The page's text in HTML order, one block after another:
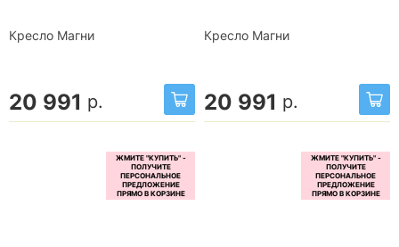
Кресло Магни
20 991 р.
Кресло Магни
20 991 р.